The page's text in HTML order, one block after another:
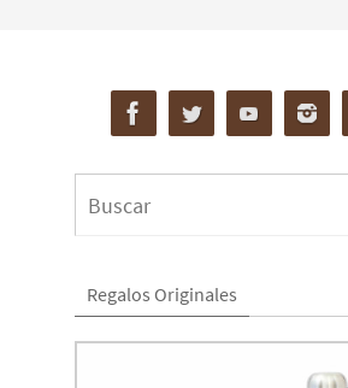
Regalos Originales